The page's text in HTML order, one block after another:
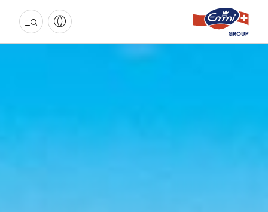
EMMI
GRUPPE